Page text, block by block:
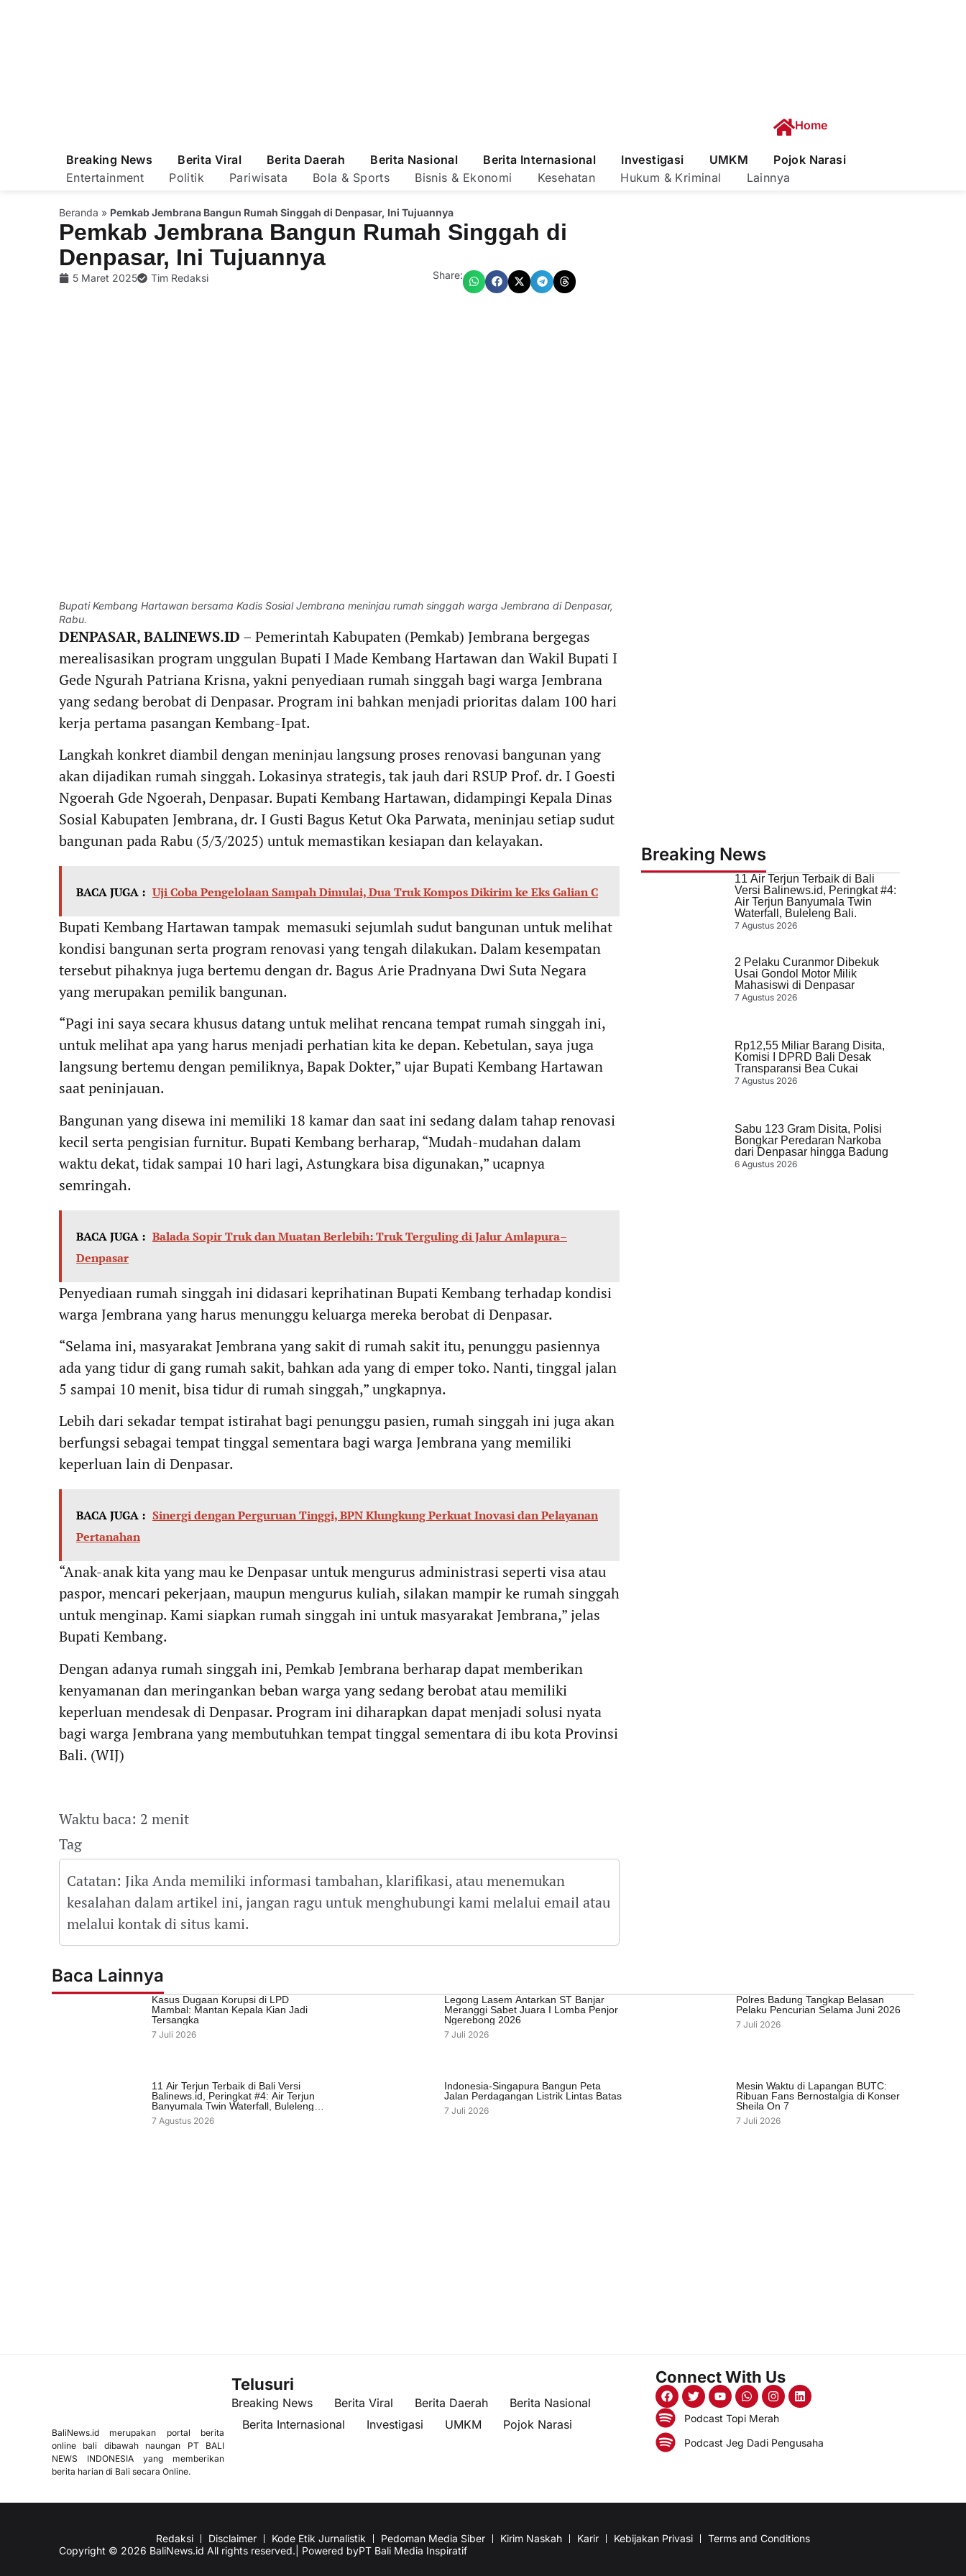
Home
Breaking News Berita Viral Berita Daerah Berita Nasional Berita Internasional Investigasi UMKM
Pojok Narasi
Entertainment
Politik Pariwisata Bola & Sports Bisnis & Ekonomi Kesehatan Hukum & Kriminal Lainnya
Beranda » Pemkab Jembrana Bangun Rumah Singgah di Denpasar, Ini Tujuannya
Pemkab Jembrana Bangun Rumah Singgah di
Denpasar, Ini Tujuannya
5 Maret 2025 Tim Redaksi Share:
Bupati Kembang Hartawan bersama Kadis Sosial Jembrana meninjau rumah singgah warga Jembrana di Denpasar,
Rabu.
DENPASAR, BALINEWS.ID – Pemerintah Kabupaten (Pemkab) Jembrana bergegas
merealisasikan program unggulan Bupati I Made Kembang Hartawan dan Wakil Bupati I
Gede Ngurah Patriana Krisna, yakni penyediaan rumah singgah bagi warga Jembrana
yang sedang berobat di Denpasar. Program ini bahkan menjadi prioritas dalam 100 hari
kerja pertama pasangan Kembang-Ipat.
Langkah konkret diambil dengan meninjau langsung proses renovasi bangunan yang
akan dijadikan rumah singgah. Lokasinya strategis, tak jauh dari RSUP Prof. dr. I Goesti
Ngoerah Gde Ngoerah, Denpasar. Bupati Kembang Hartawan, didampingi Kepala Dinas
Sosial Kabupaten Jembrana, dr. I Gusti Bagus Ketut Oka Parwata, meninjau setiap sudut
bangunan pada Rabu (5/3/2025) untuk memastikan kesiapan dan kelayakan.
BACA JUGA : Uji Coba Pengelolaan Sampah Dimulai, Dua Truk Kompos Dikirim ke Eks Galian C
Bupati Kembang Hartawan tampak memasuki sejumlah sudut bangunan untuk melihat
kondisi bangunan serta program renovasi yang tengah dilakukan. Dalam kesempatan
tersebut pihaknya juga bertemu dengan dr. Bagus Arie Pradnyana Dwi Suta Negara
yang merupakan pemilik bangunan.
“Pagi ini saya secara khusus datang untuk melihat rencana tempat rumah singgah ini,
untuk melihat apa yang harus menjadi perhatian kita ke depan. Kebetulan, saya juga
langsung bertemu dengan pemiliknya, Bapak Dokter,” ujar Bupati Kembang Hartawan
saat peninjauan.
Bangunan yang disewa ini memiliki 18 kamar dan saat ini sedang dalam tahap renovasi
kecil serta pengisian furnitur. Bupati Kembang berharap, “Mudah-mudahan dalam
waktu dekat, tidak sampai 10 hari lagi, Astungkara bisa digunakan,” ucapnya
semringah.
BACA JUGA : Balada Sopir Truk dan Muatan Berlebih: Truk Terguling di Jalur Amlapura–
Denpasar
Penyediaan rumah singgah ini didasari keprihatinan Bupati Kembang terhadap kondisi
warga Jembrana yang harus menunggu keluarga mereka berobat di Denpasar.
“Selama ini, masyarakat Jembrana yang sakit di rumah sakit itu, penunggu pasiennya
ada yang tidur di gang rumah sakit, bahkan ada yang di emper toko. Nanti, tinggal jalan
5 sampai 10 menit, bisa tidur di rumah singgah,” ungkapnya.
Lebih dari sekadar tempat istirahat bagi penunggu pasien, rumah singgah ini juga akan
berfungsi sebagai tempat tinggal sementara bagi warga Jembrana yang memiliki
keperluan lain di Denpasar.
BACA JUGA : Sinergi dengan Perguruan Tinggi, BPN Klungkung Perkuat Inovasi dan Pelayanan
Pertanahan
“Anak-anak kita yang mau ke Denpasar untuk mengurus administrasi seperti visa atau
paspor, mencari pekerjaan, maupun mengurus kuliah, silakan mampir ke rumah singgah
untuk menginap. Kami siapkan rumah singgah ini untuk masyarakat Jembrana,” jelas
Bupati Kembang.
Dengan adanya rumah singgah ini, Pemkab Jembrana berharap dapat memberikan
kenyamanan dan meringankan beban warga yang sedang berobat atau memiliki
keperluan mendesak di Denpasar. Program ini diharapkan dapat menjadi solusi nyata
bagi warga Jembrana yang membutuhkan tempat tinggal sementara di ibu kota Provinsi
Bali. (WIJ)
Waktu baca: 2 menit
Tag
Catatan: Jika Anda memiliki informasi tambahan, klarifikasi, atau menemukan
kesalahan dalam artikel ini, jangan ragu untuk menghubungi kami melalui email atau
melalui kontak di situs kami.
Breaking News
11 Air Terjun Terbaik di Bali
Versi Balinews.id, Peringkat #4:
Air Terjun Banyumala Twin
Waterfall, Buleleng Bali.
7 Agustus 2026
2 Pelaku Curanmor Dibekuk
Usai Gondol Motor Milik
Mahasiswi di Denpasar
7 Agustus 2026
Rp12,55 Miliar Barang Disita,
Komisi I DPRD Bali Desak
Transparansi Bea Cukai
7 Agustus 2026
Sabu 123 Gram Disita, Polisi
Bongkar Peredaran Narkoba
dari Denpasar hingga Badung
6 Agustus 2026
Baca Lainnya
Kasus Dugaan Korupsi di LPD
Mambal: Mantan Kepala Kian Jadi
Tersangka
7 Juli 2026
Legong Lasem Antarkan ST Banjar
Meranggi Sabet Juara I Lomba Penjor
Ngerebong 2026
7 Juli 2026
Polres Badung Tangkap Belasan
Pelaku Pencurian Selama Juni 2026
7 Juli 2026
11 Air Terjun Terbaik di Bali Versi
Balinews.id, Peringkat #4: Air Terjun
Banyumala Twin Waterfall, Buleleng
Bali.
7 Agustus 2026
Indonesia-Singapura Bangun Peta
Jalan Perdagangan Listrik Lintas Batas
7 Juli 2026
Mesin Waktu di Lapangan BUTC:
Ribuan Fans Bernostalgia di Konser
Sheila On 7
7 Juli 2026
BaliNews.id merupakan portal berita
online bali dibawah naungan PT BALI
NEWS INDONESIA yang memberikan
berita harian di Bali secara Online.
Telusuri
Breaking News Berita Viral Berita Daerah
Berita Nasional
Berita Internasional
Investigasi UMKM Pojok Narasi
Connect With Us
Podcast Topi Merah
Podcast Jeg Dadi Pengusaha
Redaksi Disclaimer Kode Etik Jurnalistik Pedoman Media Siber Kirim Naskah Karir Kebijakan Privasi
Terms and Conditions
Copyright © 2026 BaliNews.id All rights reserved.| Powered byPT Bali Media Inspiratif